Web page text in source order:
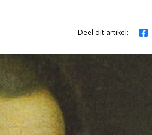
Deel dit artikel: